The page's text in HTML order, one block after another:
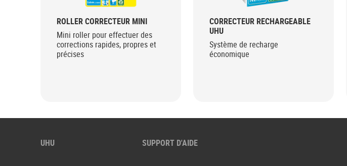
ROLLER CORRECTEUR MINI
Mini roller pour effectuer des
corrections rapides, propres et
précises
CORRECTEUR RECHARGEABLE
UHU
Système de recharge
économique
UHU SUPPORT D'AIDE